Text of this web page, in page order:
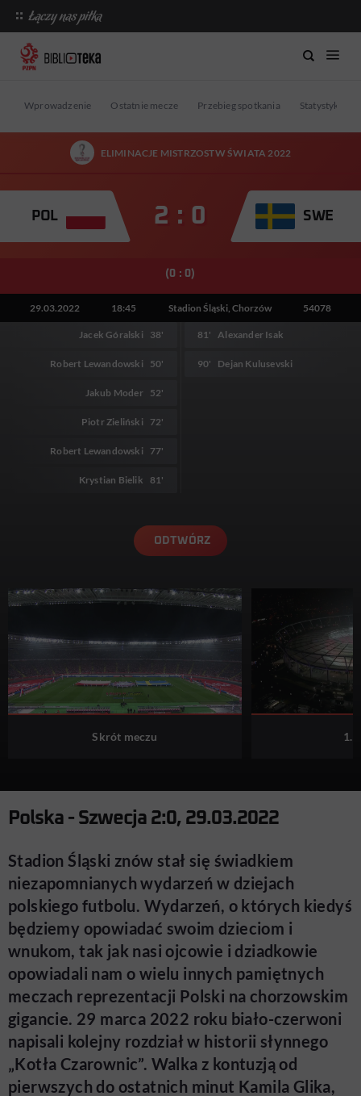
Wprowadzenie Ostatnie mecze Przebieg spotkania Statystyki
ELIMINACJE MISTRZOSTW ŚWIATA 2022
POL 2 : 0 SWE
(0 : 0)
29.03.2022 18:45 Stadion Śląski, Chorzów 54078
Jacek Góralski 38'
Robert Lewandowski 50'
Jakub Moder 52'
Piotr Zieliński 72'
Robert Lewandowski 77'
Krystian Bielik 81'
Alexander Isak
81'
Dejan Kulusevski
90'
ODTWÓRZ
Skrót meczu 1.
Polska - Szwecja 2:0, 29.03.2022
Stadion Śląski znów stał się świadkiem
niezapomnianych wydarzeń w dziejach
polskiego futbolu. Wydarzeń, o których kiedyś
będziemy opowiadać swoim dzieciom i
wnukom, tak jak nasi ojcowie i dziadkowie
opowiadali nam o wielu innych pamiętnych
meczach reprezentacji Polski na chorzowskim
gigancie. 29 marca 2022 roku biało-czerwoni
napisali kolejny rozdział w historii słynnego
„Kotła Czarownic”. Walka z kontuzją od
pierwszych do ostatnich minut Kamila Glika,